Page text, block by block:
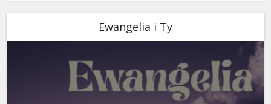
Ewangelia i Ty